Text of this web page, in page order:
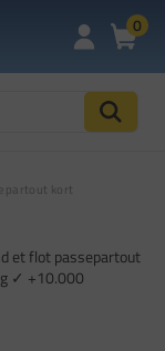
0
kort
et flot passepartout
✓ +10.000